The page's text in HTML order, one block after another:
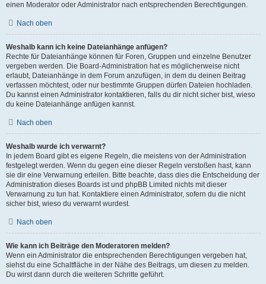
einen Moderator oder Administrator nach entsprechenden Berechtigungen.
Nach oben
Weshalb kann ich keine Dateianhänge anfügen?
Rechte für Dateianhänge können für Foren, Gruppen und einzelne Benutzer
vergeben werden. Die Board-Administration hat es möglicherweise nicht
erlaubt, Dateianhänge in dem Forum anzufügen, in dem du deinen Beitrag
verfassen möchtest, oder nur bestimmte Gruppen dürfen Dateien hochladen.
Du kannst einen Administrator kontaktieren, falls du dir nicht sicher bist, wieso
du keine Dateianhänge anfügen kannst.
Nach oben
Weshalb wurde ich verwarnt?
In jedem Board gibt es eigene Regeln, die meistens von der Administration
festgelegt werden. Wenn du gegen eine dieser Regeln verstoßen hast, kann
sie dir eine Verwarnung erteilen. Bitte beachte, dass dies die Entscheidung der
Administration dieses Boards ist und phpBB Limited nichts mit dieser
Verwarnung zu tun hat. Kontaktiere einen Administrator, sofern du die nicht
sicher bist, wieso du verwarnt wurdest.
Nach oben
Wie kann ich Beiträge den Moderatoren melden?
Wenn ein Administrator die entsprechenden Berechtigungen vergeben hat,
siehst du eine Schaltfläche in der Nähe des Beitrags, um diesen zu melden.
Du wirst dann durch die weiteren Schritte geführt.